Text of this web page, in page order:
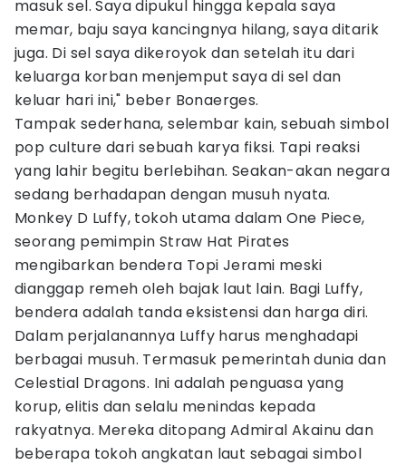
masuk sel. Saya dipukul hingga kepala saya
memar, baju saya kancingnya hilang, saya ditarik
juga. Di sel saya dikeroyok dan setelah itu dari
keluarga korban menjemput saya di sel dan
keluar hari ini," beber Bonaerges.
Tampak sederhana, selembar kain, sebuah simbol
pop culture dari sebuah karya fiksi. Tapi reaksi
yang lahir begitu berlebihan. Seakan-akan negara
sedang berhadapan dengan musuh nyata.
Monkey D Luffy, tokoh utama dalam One Piece,
seorang pemimpin Straw Hat Pirates
mengibarkan bendera Topi Jerami meski
dianggap remeh oleh bajak laut lain. Bagi Luffy,
bendera adalah tanda eksistensi dan harga diri.
Dalam perjalanannya Luffy harus menghadapi
berbagai musuh. Termasuk pemerintah dunia dan
Celestial Dragons. Ini adalah penguasa yang
korup, elitis dan selalu menindas kepada
rakyatnya. Mereka ditopang Admiral Akainu dan
beberapa tokoh angkatan laut sebagai simbol